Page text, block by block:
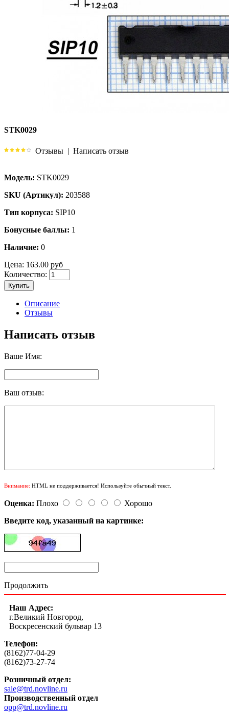
STK0029
Отзывы | Написать отзыв
Модель: STK0029
SKU (Артикул): 203588
Тип корпуса: SIP10
Бонусные баллы: 1
Наличие: 0
Цена: 163.00 руб
Количество:
Купить
Описание
Отзывы
Написать отзыв
Ваше Имя:
Ваш отзыв:
Внимание: HTML не поддерживается! Используйте обычный текст.
Оценка: Плохо
Хорошо
Введите код, указанный на картинке:
Продолжить
Наш Адрес:
г.Великий Новгород,
Воскресенский бульвар 13
Телефон:
(8162)77-04-29
(8162)73-27-74
Розничный отдел:
sale@trd.novline.ru
Производственный отдел
opp@trd.novline.ru